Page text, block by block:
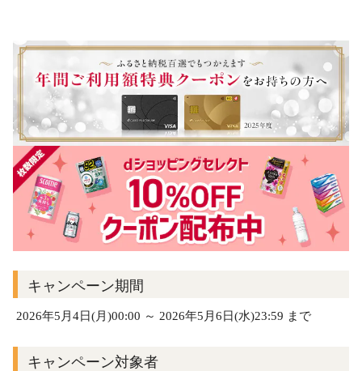
キャンペーン期間
2026年5月4日(月)00:00 ～ 2026年5月6日(水)23:59 まで
キャンペーン対象者